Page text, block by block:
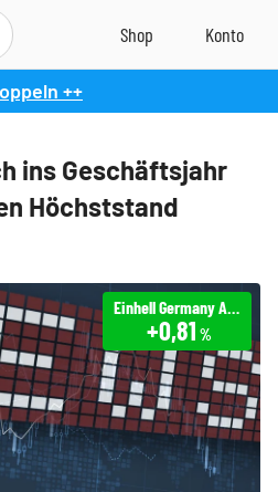
++
ins Geschäftsjahr
Höchststand
Einhell Germany AG -/PERP
+0,81 %